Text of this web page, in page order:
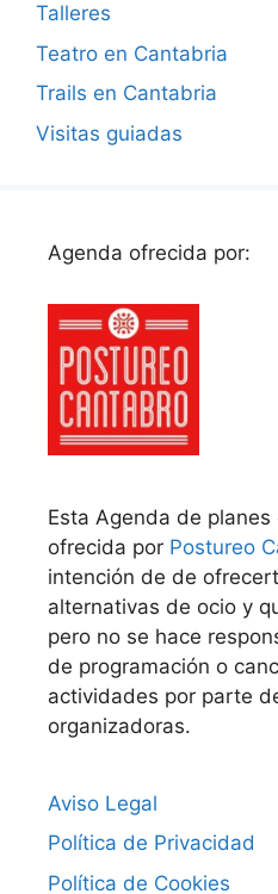
Talleres
Teatro en Cantabria
Trails en Cantabria
Visitas guiadas
Agenda ofrecida por:
Esta Agenda de
ofrecida por Postureo
intención de de
alternativas de ocio y
pero no se hace
de programación o
actividades por parte
organizadoras.
Aviso Legal
Política de Privacidad
Política de Cookies